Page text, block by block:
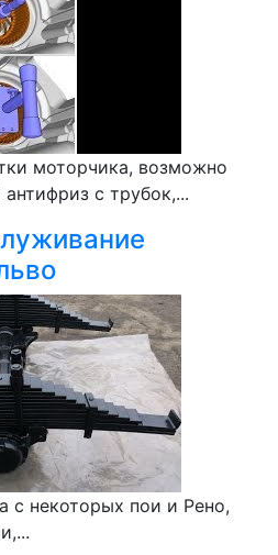
моторчика, возможно
с трубок,...
с некоторых пои и Рено,